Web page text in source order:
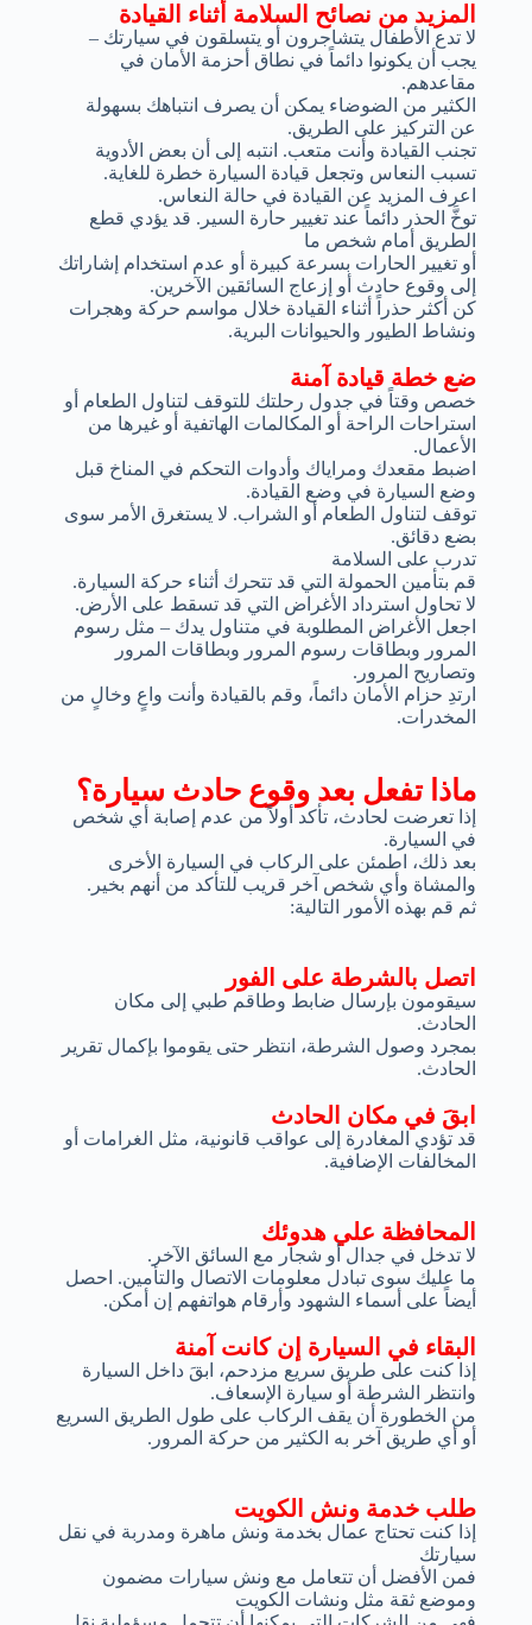
ضع خطة قيادة آمنة
خصص وقتاً في جدول رحلتك للتوقف لتناول الطعام أو
استراحات الراحة أو المكالمات الهاتفية أو غيرها من
الأعمال.
اضبط مقعدك ومراياك وأدوات التحكم في المناخ قبل
وضع السيارة في وضع القيادة.
توقف لتناول الطعام أو الشراب. لا يستغرق الأمر سوى
بضع دقائق.
تدرب على السلامة
قم بتأمين الحمولة التي قد تتحرك أثناء حركة السيارة.
لا تحاول استرداد الأغراض التي قد تسقط على الأرض.
اجعل الأغراض المطلوبة في متناول يدك – مثل رسوم
المرور وبطاقات رسوم المرور وبطاقات المرور
وتصاريح المرور.
ارتدِ حزام الأمان دائماً، وقم بالقيادة وأنت واعٍ وخالٍ من
المخدرات.
المزيد من نصائح السلامة أثناء القيادة
لا تدع الأطفال يتشاجرون أو يتسلقون في سيارتك –
يجب أن يكونوا دائماً في نطاق أحزمة الأمان في
مقاعدهم.
الكثير من الضوضاء يمكن أن يصرف انتباهك بسهولة
عن التركيز على الطريق.
تجنب القيادة وأنت متعب. انتبه إلى أن بعض الأدوية
تسبب النعاس وتجعل قيادة السيارة خطرة للغاية.
اعرف المزيد عن القيادة في حالة النعاس.
توخَّ الحذر دائماً عند تغيير حارة السير. قد يؤدي قطع
الطريق أمام شخص ما
أو تغيير الحارات بسرعة كبيرة أو عدم استخدام إشاراتك
إلى وقوع حادث أو إزعاج السائقين الآخرين.
كن أكثر حذراً أثناء القيادة خلال مواسم حركة وهجرات
ونشاط الطيور والحيوانات البرية.
ماذا تفعل بعد وقوع حادث سيارة؟
إذا تعرضت لحادث، تأكد أولاً من عدم إصابة أي شخص
في السيارة.
بعد ذلك، اطمئن على الركاب في السيارة الأخرى
والمشاة وأي شخص آخر قريب للتأكد من أنهم بخير.
ثم قم بهذه الأمور التالية:
ابقَ في مكان الحادث
قد تؤدي المغادرة إلى عواقب قانونية، مثل الغرامات أو
المخالفات الإضافية.
اتصل بالشرطة على الفور
سيقومون بإرسال ضابط وطاقم طبي إلى مكان
الحادث.
بمجرد وصول الشرطة، انتظر حتى يقوموا بإكمال تقرير
الحادث.
البقاء في السيارة إن كانت آمنة
إذا كنت على طريق سريع مزدحم، ابقَ داخل السيارة
وانتظر الشرطة أو سيارة الإسعاف.
من الخطورة أن يقف الركاب على طول الطريق السريع
أو أي طريق آخر به الكثير من حركة المرور.
المحافظة علي هدوئك
لا تدخل في جدال أو شجار مع السائق الآخر.
ما عليك سوى تبادل معلومات الاتصال والتأمين. احصل
أيضاً على أسماء الشهود وأرقام هواتفهم إن أمكن.
طلب خدمة ونش الكويت
إذا كنت تحتاج عمال بخدمة ونش ماهرة ومدربة في نقل
سيارتك
فمن الأفضل أن تتعامل مع ونش سيارات مضمون
وموضع ثقة مثل ونشات الكويت